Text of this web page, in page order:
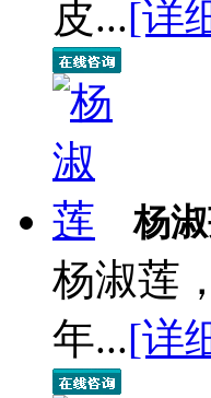
皮...[详
杨
杨淑莲
年...[详